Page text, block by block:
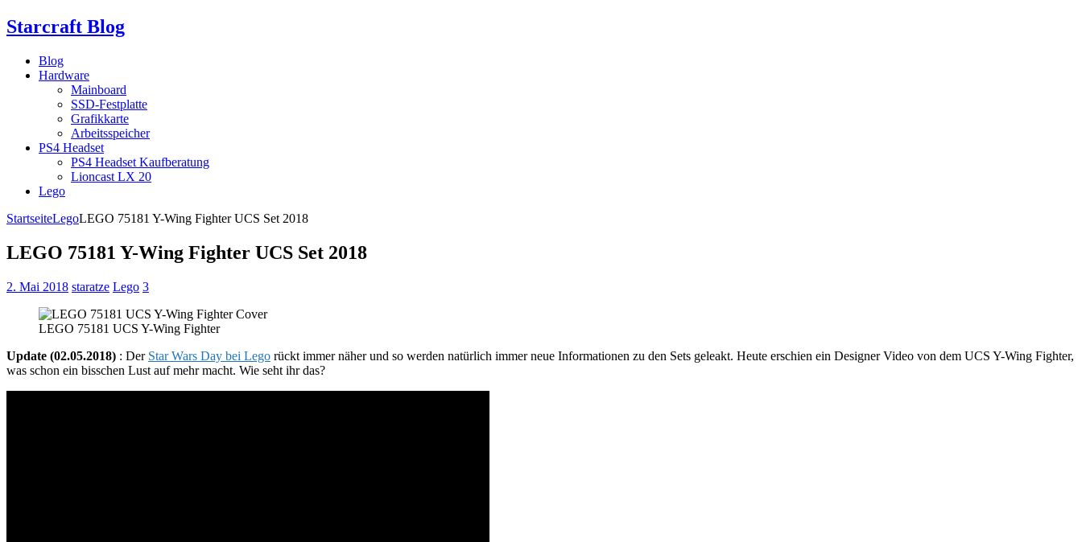
Starcraft Blog
Blog
Hardware
Mainboard
SSD-Festplatte
Grafikkarte
Arbeitsspeicher
PS4 Headset
PS4 Headset Kaufberatung
Lioncast LX 20
Lego
StartseiteLegoLEGO 75181 Y-Wing Fighter UCS Set 2018
LEGO 75181 Y-Wing Fighter UCS Set 2018
2. Mai 2018 staratze Lego 3
LEGO 75181 UCS Y-Wing Fighter
Update (02.05.2018) : Der Star Wars Day bei Lego rückt immer näher und so werden natürlich immer neue Informationen zu den Sets geleakt. Heute erschien ein Designer Video von dem UCS Y-Wing Fighter,
was schon ein bisschen Lust auf mehr macht. Wie seht ihr das?